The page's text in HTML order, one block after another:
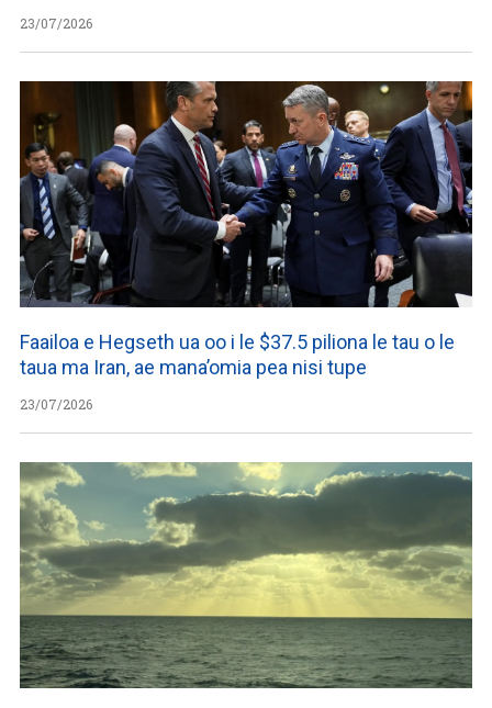
23/07/2026
Faailoa e Hegseth ua oo i le $37.5 piliona le tau o le
taua ma Iran, ae mana’omia pea nisi tupe
23/07/2026